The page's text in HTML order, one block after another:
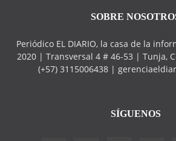
SOBRE
Periódico EL DIARIO, la casa de la
2020 | Transversal 4 # 46-53 | Tunja,
(+57) 3115006438 |
SÍGUENOS